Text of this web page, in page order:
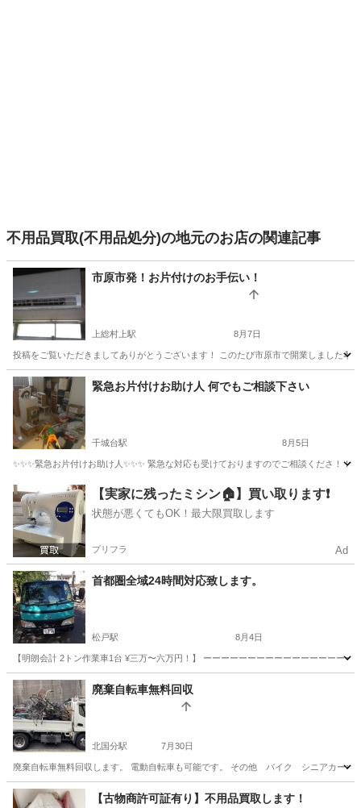
不用品買取(不用品処分)の地元のお店の関連記事
市原市発！お片付けのお手伝い！
上総村上駅 8月7日
投稿をご覧いただきましてありがとうございます！ このたび市原市で開業しました
千葉 市原市 上総村上駅 不用品回収 取り外し
緊急お片付けお助け人 何でもご相談下さい
千城台駅 8月5日
✨✨✨緊急お片付けお助け人✨✨✨ 緊急な対応も受けておりますのでご相談くださ！
千葉市 千城台駅 不用品回収 片付け
【実家に残ったミシン🏠】買い取ります❗️
状態が悪くてもOK！最大限買取します
プリフラ Ad
首都圏全域24時間対応致します。
松戸駅 8月4日
【明朗会計 2トン作業車1台 ¥三万〜六万円！】 ーーーーーーーーーーーーーーーー
千葉 松戸市 松戸駅 遺品整理
廃棄自転車無料回収
北国分駅 7月30日
廃棄自転車無料回収します。 電動自転車も可能です。 その他 バイク シニアカーな
千葉 松戸市 北国分駅 不用品回収 無料
【古物商許可証有り】不用品買取します！